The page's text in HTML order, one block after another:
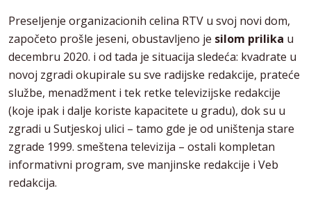
Preseljenje organizacionih celina RTV u svoj novi dom,
započeto prošle jeseni, obustavljeno je silom prilika u
decembru 2020. i od tada je situacija sledeća: kvadrate u
novoj zgradi okupirale su sve radijske redakcije, prateće
službe, menadžment i tek retke televizijske redakcije
(koje ipak i dalje koriste kapacitete u gradu), dok su u
zgradi u Sutjeskoj ulici – tamo gde je od uništenja stare
zgrade 1999. smeštena televizija – ostali kompletan
informativni program, sve manjinske redakcije i Veb
redakcija.